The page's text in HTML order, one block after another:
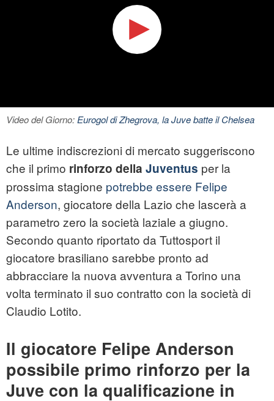
Video del Giorno:Eurogol di Zhegrova, la Juve batte il Chelsea
Le ultime indiscrezioni di mercato suggeriscono
che il primo rinforzo della Juventus per la
prossima stagione potrebbe essere Felipe
Anderson, giocatore della Lazio che lascerà a
parametro zero la società laziale a giugno.
Secondo quanto riportato da Tuttosport il
giocatore brasiliano sarebbe pronto ad
abbracciare la nuova avventura a Torino una
volta terminato il suo contratto con la società di
Claudio Lotito.
Il giocatore Felipe Anderson
possibile primo rinforzo per la
Juve con la qualificazione in